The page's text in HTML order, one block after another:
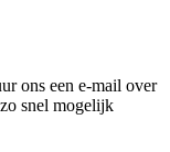
ons een e-mail over
snel mogelijk